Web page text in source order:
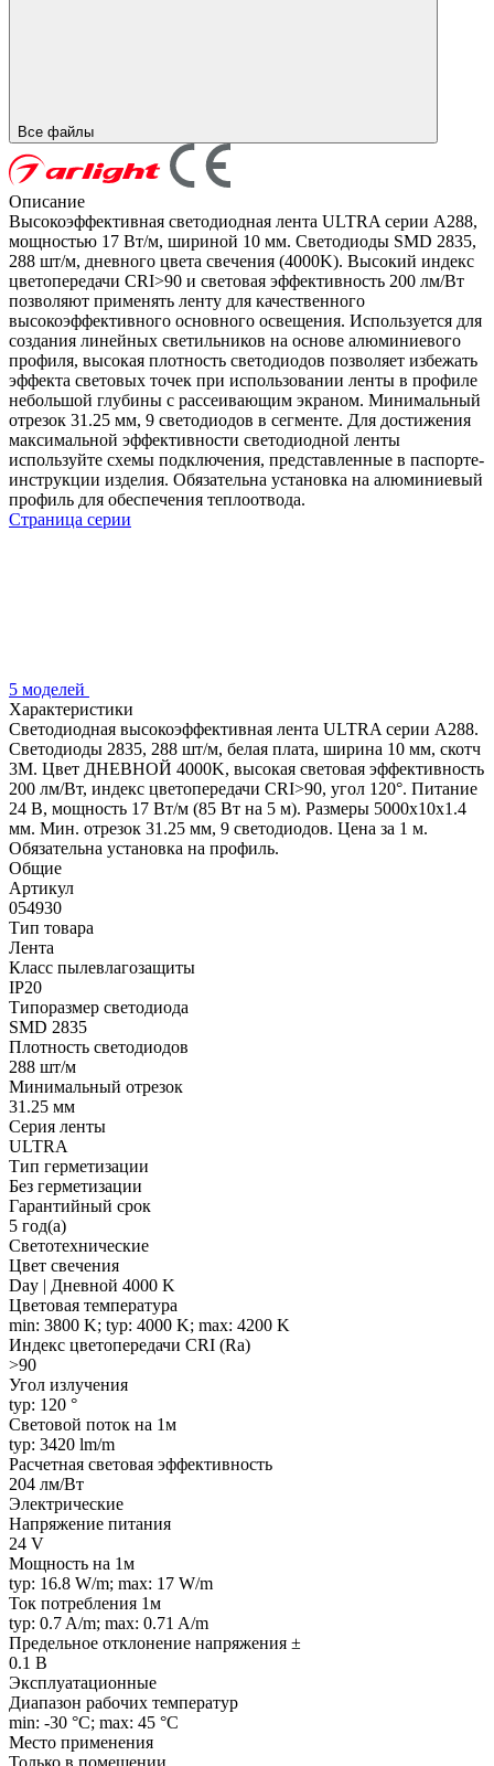
Все файлы
Описание
Высокоэффективная светодиодная лента ULTRA серии A288,
мощностью 17 Вт/м, шириной 10 мм. Светодиоды SMD 2835,
288 шт/м, дневного цвета свечения (4000K). Высокий индекс
цветопередачи CRI>90 и световая эффективность 200 лм/Вт
позволяют применять ленту для качественного
высокоэффективного основного освещения. Используется для
создания линейных светильников на основе алюминиевого
профиля, высокая плотность светодиодов позволяет избежать
эффекта световых точек при использовании ленты в профиле
небольшой глубины с рассеивающим экраном. Минимальный
отрезок 31.25 мм, 9 светодиодов в сегменте. Для достижения
максимальной эффективности светодиодной ленты
используйте схемы подключения, представленные в паспорте-
инструкции изделия. Обязательна установка на алюминиевый
профиль для обеспечения теплоотвода.
Страница серии
5 моделей
Характеристики
Светодиодная высокоэффективная лента ULTRA серии A288.
Светодиоды 2835, 288 шт/м, белая плата, ширина 10 мм, скотч
3M. Цвет ДНЕВНОЙ 4000K, высокая световая эффективность
200 лм/Вт, индекс цветопередачи CRI>90, угол 120°. Питание
24 В, мощность 17 Вт/м (85 Вт на 5 м). Размеры 5000x10x1.4
мм. Мин. отрезок 31.25 мм, 9 светодиодов. Цена за 1 м.
Обязательна установка на профиль.
Общие
Артикул
054930
Тип товара
Лента
Класс пылевлагозащиты
IP20
Типоразмер светодиода
SMD 2835
Плотность светодиодов
288 шт/м
Минимальный отрезок
31.25 мм
Серия ленты
ULTRA
Тип герметизации
Без герметизации
Гарантийный срок
5 год(а)
Светотехнические
Цвет свечения
Day | Дневной 4000 K
Цветовая температура
min: 3800 K; typ: 4000 K; max: 4200 K
Индекс цветопередачи CRI (Ra)
>90
Угол излучения
typ: 120 °
Световой поток на 1м
typ: 3420 lm/m
Расчетная световая эффективность
204 лм/Вт
Электрические
Напряжение питания
24 V
Мощность на 1м
typ: 16.8 W/m; max: 17 W/m
Ток потребления 1м
typ: 0.7 A/m; max: 0.71 A/m
Предельное отклонение напряжения ±
0.1 В
Эксплуатационные
Диапазон рабочих температур
min: -30 °C; max: 45 °C
Место применения
Только в помещении